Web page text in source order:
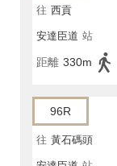
往 西貢
安達臣道 站
距離 330m
96R
往 黃石碼頭